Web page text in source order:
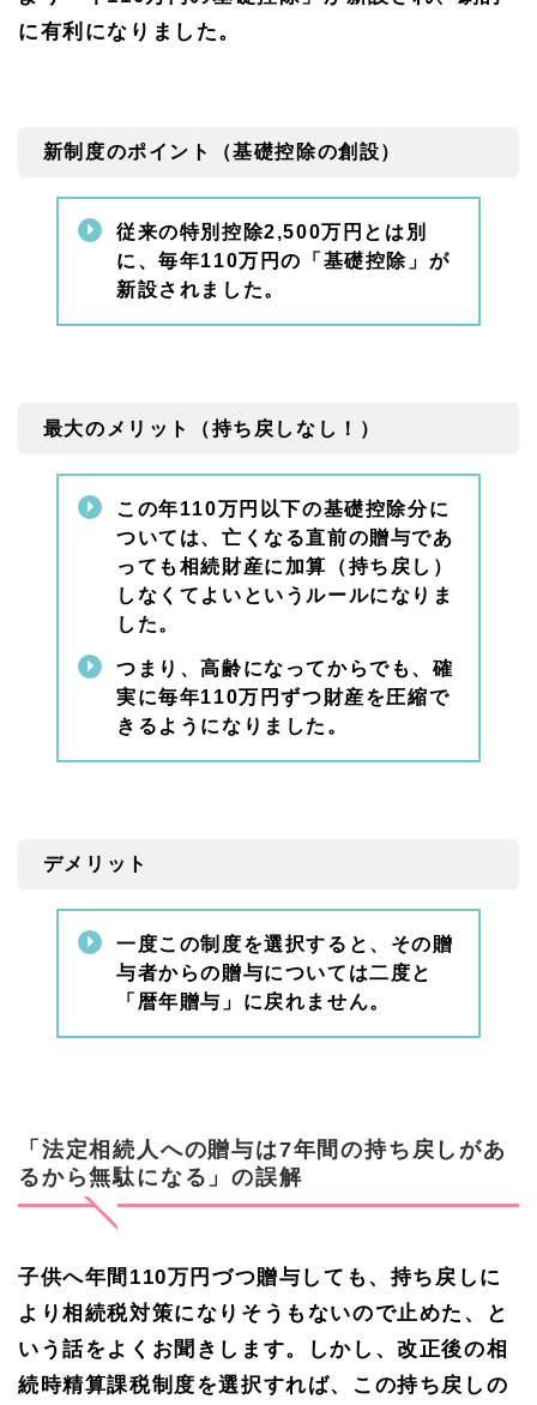
は7
年間
の持
無駄
る」
どち
判定
ート
3.
談は
1
れば
いい
かわ
から
な
ら何
でも
お気
軽
に有利になりました。
新制度のポイント（基礎控除の創設）
従来の特別控除2,500万円とは別
に、毎年110万円の「基礎控除」が
新設されました。
最大のメリット（持ち戻しなし！）
この年110万円以下の基礎控除分に
ついては、亡くなる直前の贈与であ
っても相続財産に加算（持ち戻し）
しなくてよいというルールになりま
した。
つまり、高齢になってからでも、確
実に毎年110万円ずつ財産を圧縮で
きるようになりました。
デメリット
一度この制度を選択すると、その贈
与者からの贈与については二度と
「暦年贈与」に戻れません。
「法定相続人への贈与は7年間の持ち戻しがあ
るから無駄になる」の誤解
子供へ年間 110万円づつ贈与しても、持ち戻しに
より相続税対策になりそうもないので止めた、と
いう話をよくお聞きします。しかし、改正後の相
続時精算課税制度を選択すれば、この持ち戻しの